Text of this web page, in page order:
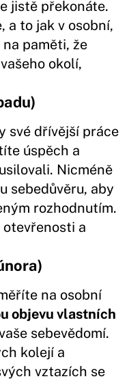
jistě překonáte.
a to jak v osobní,
paměti, že
okolí,
své dřívější práce
úspěch a
Nicméně
sebedůvěru, aby
rozhodnutím.
a
na osobní
objevu vlastních
sebevědomí.
kolejí a
vztazích se